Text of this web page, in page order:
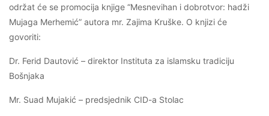
održat će se promocija knjige “Mesnevihan i dobrotvor: hadži
Mujaga Merhemić” autora mr. Zajima Kruške. O knjizi će
govoriti:
Dr. Ferid Dautović – direktor Instituta za islamsku tradiciju
Bošnjaka
Mr. Suad Mujakić – predsjednik CID-a Stolac